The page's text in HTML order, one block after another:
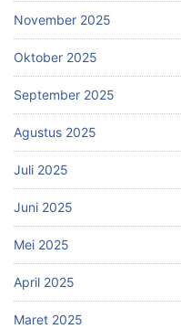
November 2025
Oktober 2025
September 2025
Agustus 2025
Juli 2025
Juni 2025
Mei 2025
April 2025
Maret 2025